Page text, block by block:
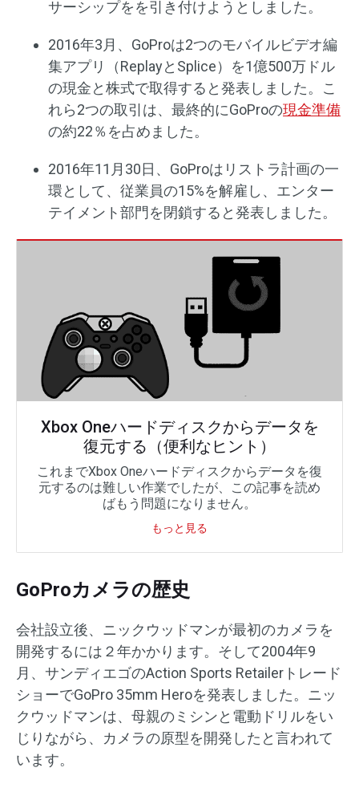
サーシップをを引き付けようとしました。
2016年3月、GoProは2つのモバイルビデオ編
集アプリ（ReplayとSplice）を1億500万ドル
の現金と株式で取得すると発表しました。こ
れら2つの取引は、最終的にGoProの現金準備
の約22％を占めました。
2016年11月30日、GoProはリストラ計画の一
環として、従業員の15%を解雇し、エンター
テイメント部門を閉鎖すると発表しました。
Xbox Oneハードディスクからデータを
復元する（便利なヒント）
これまでXbox Oneハードディスクからデータを復
元するのは難しい作業でしたが、この記事を読め
ばもう問題になりません。
もっと見る
GoProカメラの歴史
会社設立後、ニックウッドマンが最初のカメラを
開発するには２年かかります。そして2004年9
月、サンディエゴのAction Sports Retailerトレード
ショーでGoPro 35mm Heroを発表しました。ニッ
クウッドマンは、母親のミシンと電動ドリルをい
じりながら、カメラの原型を開発したと言われて
います。